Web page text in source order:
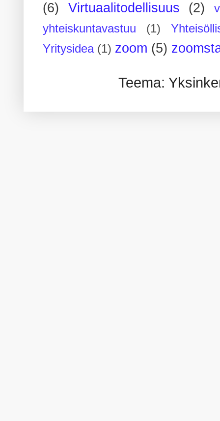
(6)
Virtuaalitodellisuus (2)
yhteiskuntavastuu
(1)
Yritysidea (1) zoom (5)
Teema: